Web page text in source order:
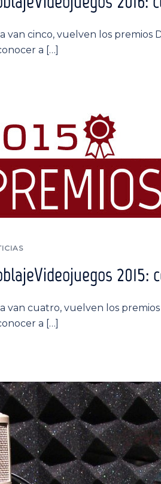
van cinco, vuelven los
a […]
van cuatro, vuelven los
a […]